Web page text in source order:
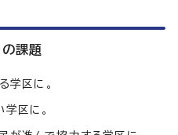
の課題
学区に。
区に。